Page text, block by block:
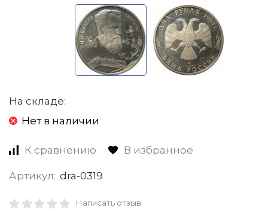
На складе:
Нет в наличии
К сравнению В избранное
Артикул: dra-0319
Написать отзыв